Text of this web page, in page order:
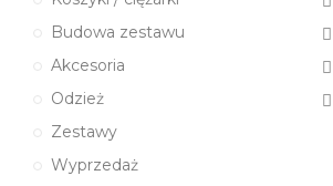
Budowa zestawu
Akcesoria
Odzież
Zestawy
Wyprzedaż